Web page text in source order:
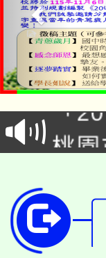
公
代
「
車
桃
代
公
代
轉